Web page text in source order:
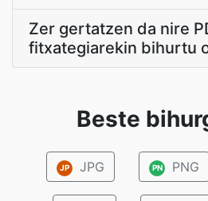
Zer gertatzen da nire
fitxategiarekin bihurtu
Beste
JP JPG PN PNG